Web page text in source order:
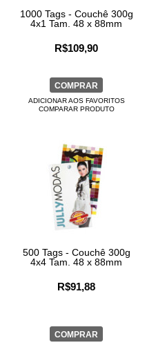
1000 Tags - Couchê 300g
4x1 Tam. 48 x 88mm
R$109,90
COMPRAR
ADICIONAR AOS FAVORITOS
COMPARAR PRODUTO
500 Tags - Couchê 300g
4x4 Tam. 48 x 88mm
R$91,88
COMPRAR